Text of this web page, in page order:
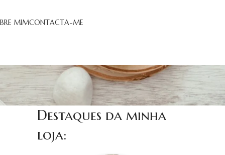
MIMCONTACTA-ME
Destaques da minha
loja: